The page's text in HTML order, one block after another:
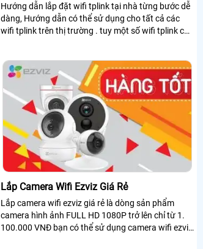
Hướng dẫn lắp đặt wifi tplink tại nhà từng bước dễ
dàng, Hướng dẫn có thể sử dụng cho tất cả các
wifi tplink trên thị trường . tuy một số wifi tplink có
Lắp Camera Wifi Ezviz Giá Rẻ
Lắp camera wifi ezviz giá rẻ là dòng sản phẩm
camera hình ảnh FULL HD 1080P trở lên chỉ từ 1.
100.000 VNĐ bạn có thể sử dụng camera wifi ezviz